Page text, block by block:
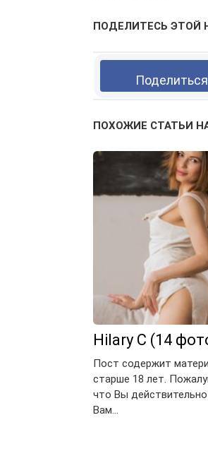
ПОДЕЛИТЕСЬ ЭТОЙ
ПОХОЖИЕ СТАТЬИ
Hilary C (14
Пост содержит
старше 18 лет.
что Вы
Вам…